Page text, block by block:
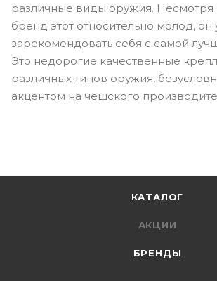
различные виды оружия. Несмотря
бренд этот относительно молод, он
зарекомендовать себя с самой
Это недорогие качественные
различных типов оружия,
акцентом на чешского
КАТАЛОГ
АКЦИИ
БРЕНДЫ